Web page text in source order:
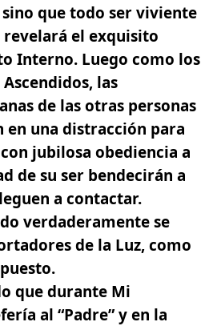
que todo ser viviente
revelará el exquisito
Interno. Luego como los
las
de las otras personas
en una distracción para
jubilosa obediencia a
de su ser bendecirán a
a contactar.
verdaderamentese
de la Luz, como
que durante Mi
al “Padre” y en la